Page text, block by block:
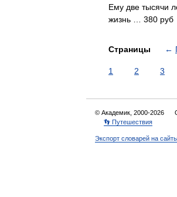
Ему две тысячи
жизнь … 380 руб
Страницы ←
1 2 3
© Академик, 2000-2026
👣 Путешествия
Экспорт словарей на